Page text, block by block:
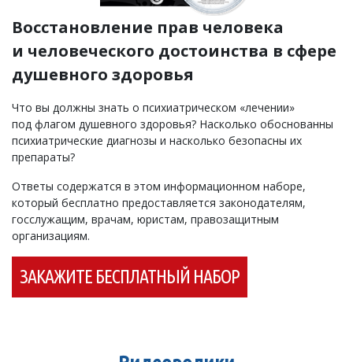
Восстановление прав человека
и человеческого достоинства в сфере
душевного здоровья
Что вы должны знать о психиатрическом «лечении»
под флагом душевного здоровья? Насколько обоснованны
психиатрические диагнозы и насколько безопасны их
препараты?
Ответы содержатся в этом информационном наборе,
который бесплатно предоставляется законодателям,
госслужащим, врачам, юристам, правозащитным
организациям.
ЗАКАЖИТЕ БЕСПЛАТНЫЙ НАБОР